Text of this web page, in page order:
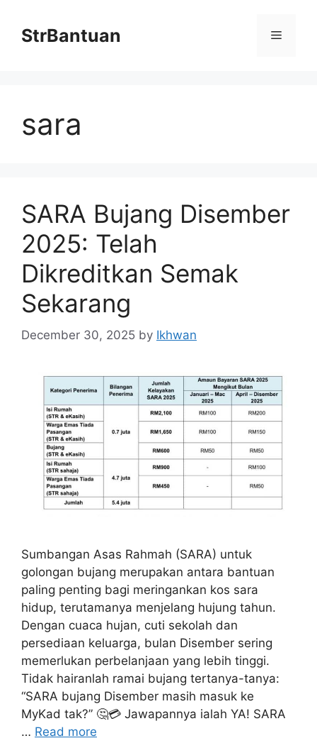
contentStrBantuan Menu
sara
SARA Bujang Disember
2025: Telah
Dikreditkan Semak
Sekarang
December 30, 2025 by Ikhwan
Sumbangan Asas Rahmah (SARA) untuk
golongan bujang merupakan antara bantuan
paling penting bagi meringankan kos sara
hidup, terutamanya menjelang hujung tahun.
Dengan cuaca hujan, cuti sekolah dan
persediaan keluarga, bulan Disember sering
memerlukan perbelanjaan yang lebih tinggi.
Tidak hairanlah ramai bujang tertanya-tanya:
“SARA bujang Disember masih masuk ke
MyKad tak?” 🤔💳 Jawapannya ialah YA! SARA
… Read more